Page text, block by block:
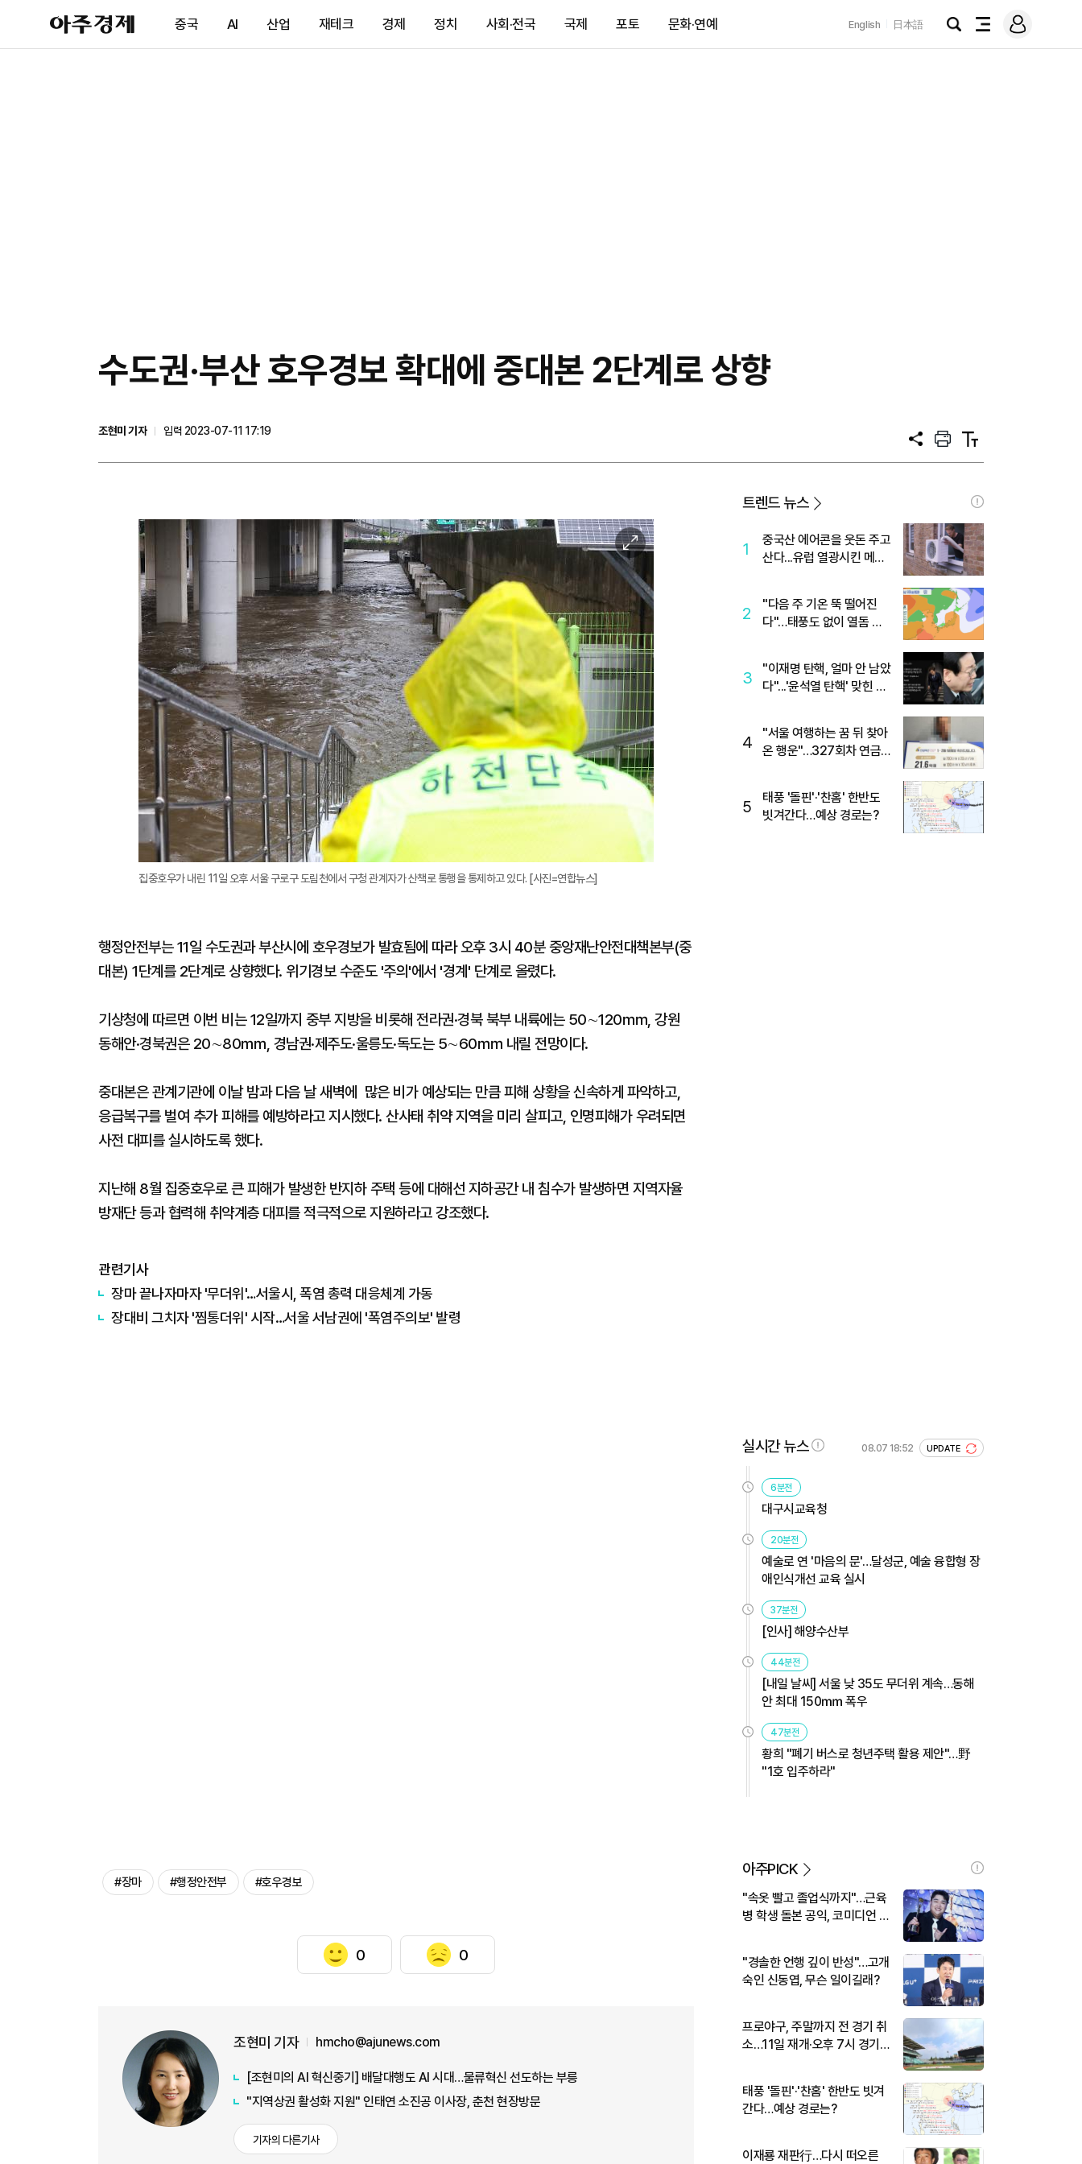
아
주
제
중국 AI 산업 재테크 경제 정치 사회·전국 국제 포토 문화·연예 English 日本語
검
전
메
그
수도권·부산 호우경보 확대에 중대본 2단계로 상향
조현미 기자
입력 2023-07-11 17:19
공
프
트
텍
트
이
미
지
확
대
집중호우가 내린 11일 오후 서울 구로구 도림천에서 구청 관계자가 산책로 통행을 통제하고 있다. [사진=연합뉴스]
행정안전부는 11일 수도권과 부산시에 호우경보가 발효됨에 따라 오후 3시 40분 중앙재난안전대책본부(중
대본) 1단계를 2단계로 상향했다. 위기경보 수준도 '주의'에서 '경계' 단계로 올렸다.
기상청에 따르면 이번 비는 12일까지 중부 지방을 비롯해 전라권·경북 북부 내륙에는 50∼120㎜, 강원
동해안·경북권은 20∼80㎜, 경남권·제주도·울릉도·독도는 5∼60㎜ 내릴 전망이다.
중대본은 관계기관에 이날 밤과 다음 날 새벽에 많은 비가 예상되는 만큼 피해 상황을 신속하게 파악하고,
응급복구를 벌여 추가 피해를 예방하라고 지시했다. 산사태 취약 지역을 미리 살피고, 인명피해가 우려되면
사전 대피를 실시하도록 했다.
지난해 8월 집중호우로 큰 피해가 발생한 반지하 주택 등에 대해선 지하공간 내 침수가 발생하면 지역자율
방재단 등과 협력해 취약계층 대피를 적극적으로 지원하라고 강조했다.
관련기사
장마 끝나자마자 '무더위'…서울시, 폭염 총력 대응체계 가동
장대비 그치자 '찜통더위' 시작…서울 서남권에 '폭염주의보' 발령
#장마 #행정안전부 #호우경보
0 0
조현미 기자 hmcho@ajunews.com
[조현미의 AI 혁신중기] 배달대행도 AI 시대…물류혁신 선도하는 부릉
"지역상권 활성화 지원" 인태연 소진공 이사장, 춘천 현장방문
기자의 다른기사
트렌드 뉴스
1
중국산 에어콘을 웃돈 주고
산다...유럽 열광시킨 메이
2
"다음 주 기온 뚝 떨어진
다"…태풍도 없이 열돔 박
3
"이재명 탄핵, 얼마 안 남았
다"...'윤석열 탄핵' 맞힌 무
4
"서울 여행하는 꿈 뒤 찾아
온 행운"…327회차 연금
5
태풍 '돌핀'·'찬홈' 한반도
빗겨간다…예상 경로는?
실시간 뉴스 08.07 18:52 UPDATE
6분전
대구시교육청
20분전
예술로 연 '마음의 문'…달성군, 예술 융합형 장
애인식개선 교육 실시
37분전
[인사] 해양수산부
44분전
[내일 날씨] 서울 낮 35도 무더위 계속…동해
안 최대 150㎜ 폭우
47분전
황희 "폐기 버스로 청년주택 활용 제안"…野
"1호 입주하라"
아주PICK
"속옷 빨고 졸업식까지"…근육
병 학생 돌본 공익, 코미디언 김
"경솔한 언행 깊이 반성"…고개
숙인 신동엽, 무슨 일이길래?
프로야구, 주말까지 전 경기 취
소…11일 재개·오후 7시 경기
태풍 '돌핀'·'찬홈' 한반도 빗겨
간다…예상 경로는?
이재룡 재판行…다시 떠오른